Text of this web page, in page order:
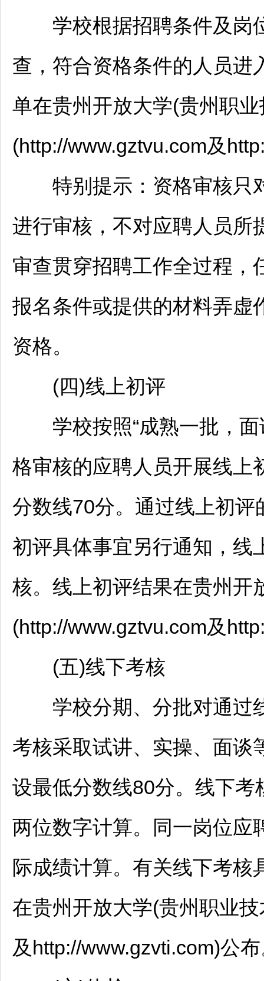
学校根据招聘条件及岗
查，符合资格条件的人员进
单在贵州开放大学(贵州职
(http://www.gztvu.com及
特别提示：资格审核只
进行审核，不对应聘人员所
审查贯穿招聘工作全过程，
报名条件或提供的材料弄虚
资格。
(四)线上初评
学校按照“成熟一批，面
格审核的应聘人员开展线上
分数线70分。通过线上初
初评具体事宜另行通知，线
核。线上初评结果在贵州开
(http://www.gztvu.com及
(五)线下考核
学校分期、分批对通过
考核采取试讲、实操、面谈
设最低分数线80分。线下考
两位数字计算。同一岗位应
际成绩计算。有关线下考核
在贵州开放大学(贵州职业
及http://www.gzvti.com)公